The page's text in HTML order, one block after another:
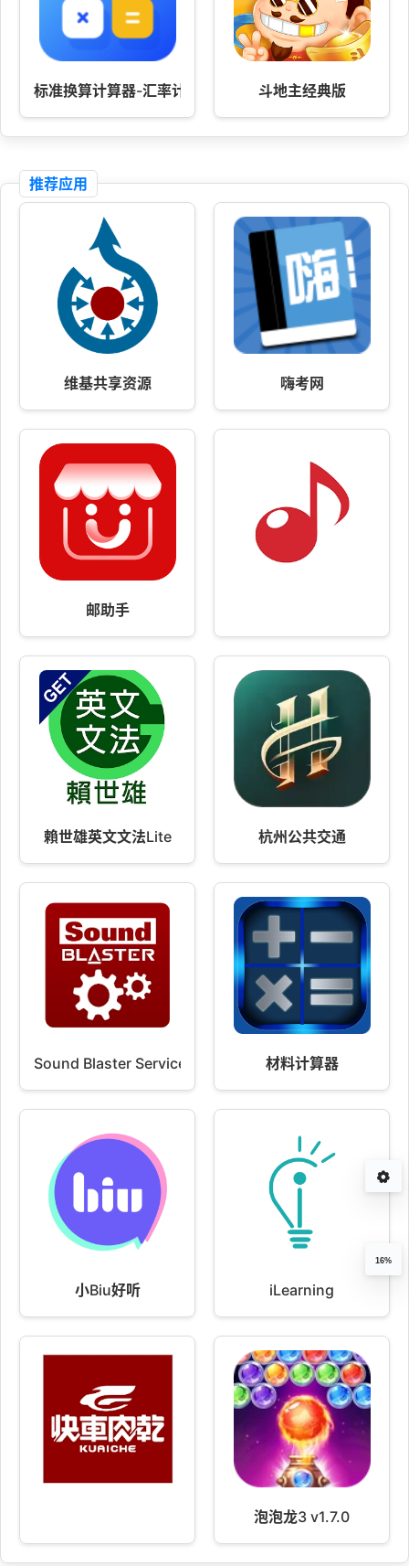
标准换算计算器-汇率计算 斗地主经典版
推荐应用
维基共享资源 嗨考网
邮助手
賴世雄英文文法Lite 杭州公共交通
Sound Blaster Services 材料计算器
小Biu好听 iLearning
泡泡龙3 v1.7.0
16%